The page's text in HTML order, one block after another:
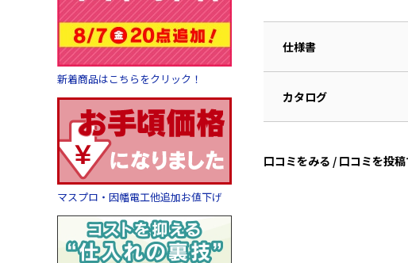
新着商品はこちらをクリック！
マスプロ・因幡電工他追加お値下げ
仕様書
カタログ
口コミをみる / 口コミを投